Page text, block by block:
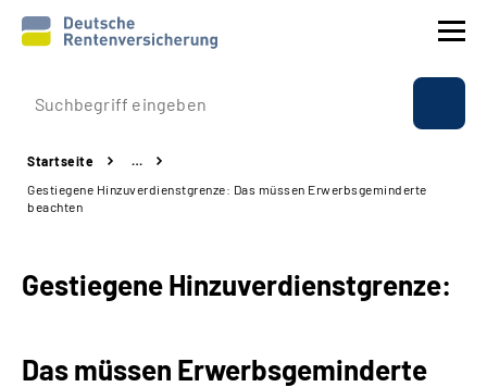
Prävention
Reha
Beratung & Kontakt
Experten
Startseite
…
Gestiegene Hinzuverdienstgrenze: Das müssen Erwerbsgeminderte
beachten
Gestiegene Hinzuverdienstgrenze:
Das müssen Erwerbsgeminderte